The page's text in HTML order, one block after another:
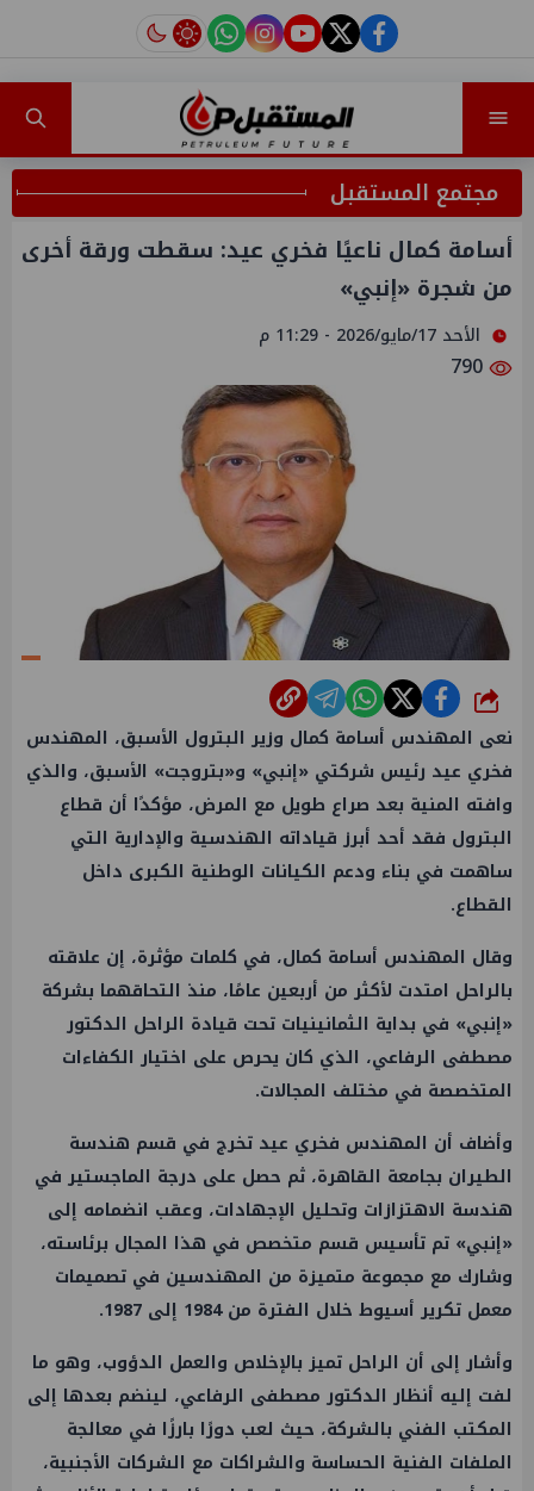
facebook
twitter
youtube
instagram
tiktok
مجتمع المستقبل
أسامة كمال ناعيًا فخري عيد: سقطت ورقة أخرى
من شجرة «إنبي»
الأحد 17/مايو/2026 - 11:29 م
شارك
نعى المهندس أسامة كمال وزير البترول الأسبق، المهندس
فخري عيد رئيس شركتي «إنبي» و«بتروجت» الأسبق، والذي
وافته المنية بعد صراع طويل مع المرض، مؤكدًا أن قطاع
البترول فقد أحد أبرز قياداته الهندسية والإدارية التي
ساهمت في بناء ودعم الكيانات الوطنية الكبرى داخل
القطاع.
وقال المهندس أسامة كمال، في كلمات مؤثرة، إن علاقته
بالراحل امتدت لأكثر من أربعين عامًا، منذ التحاقهما بشركة
«إنبي» في بداية الثمانينيات تحت قيادة الراحل الدكتور
مصطفى الرفاعي، الذي كان يحرص على اختيار الكفاءات
المتخصصة في مختلف المجالات.
وأضاف أن المهندس فخري عيد تخرج في قسم هندسة
الطيران بجامعة القاهرة، ثم حصل على درجة الماجستير في
هندسة الاهتزازات وتحليل الإجهادات، وعقب انضمامه إلى
«إنبي» تم تأسيس قسم متخصص في هذا المجال برئاسته،
وشارك مع مجموعة متميزة من المهندسين في تصميمات
معمل تكرير أسيوط خلال الفترة من 1984 إلى 1987.
وأشار إلى أن الراحل تميز بالإخلاص والعمل الدؤوب، وهو ما
لفت إليه أنظار الدكتور مصطفى الرفاعي، لينضم بعدها إلى
المكتب الفني بالشركة، حيث لعب دورًا بارزًا في معالجة
الملفات الفنية الحساسة والشراكات مع الشركات الأجنبية،